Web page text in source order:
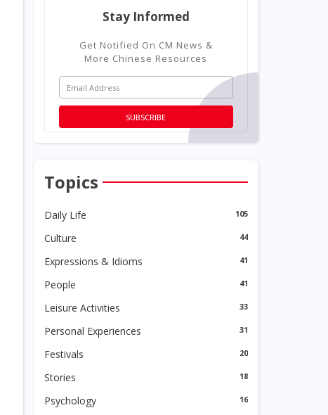
Stay Informed
Get Notified On CM News &
More Chinese Resources
Topics
Daily Life 105
Culture 44
Expressions & Idioms 41
People 41
Leisure Activities 33
Personal Experiences 31
Festivals 20
Stories 18
Psychology 16